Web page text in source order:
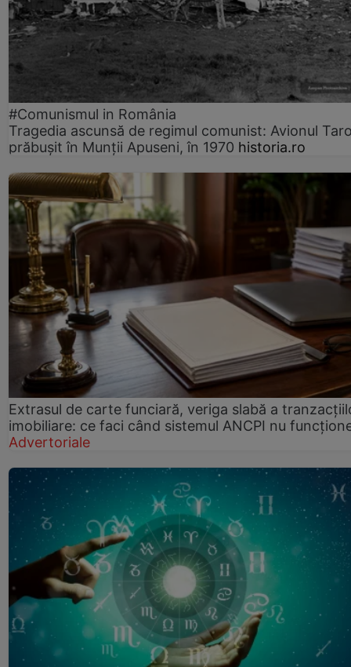
#Comunismul in România
Tragedia ascunsă de regimul comunist: Avionul
prăbușit în Munții Apuseni, în 1970 historia.ro
Extrasul de carte funciară, veriga slabă a
imobiliare: ce faci când sistemul ANCPI nu
Advertoriale